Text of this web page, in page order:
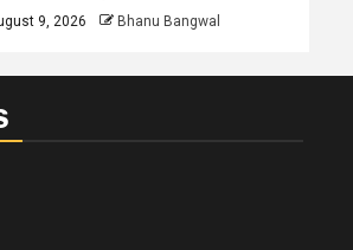
9, 2026 Bhanu Bangwal